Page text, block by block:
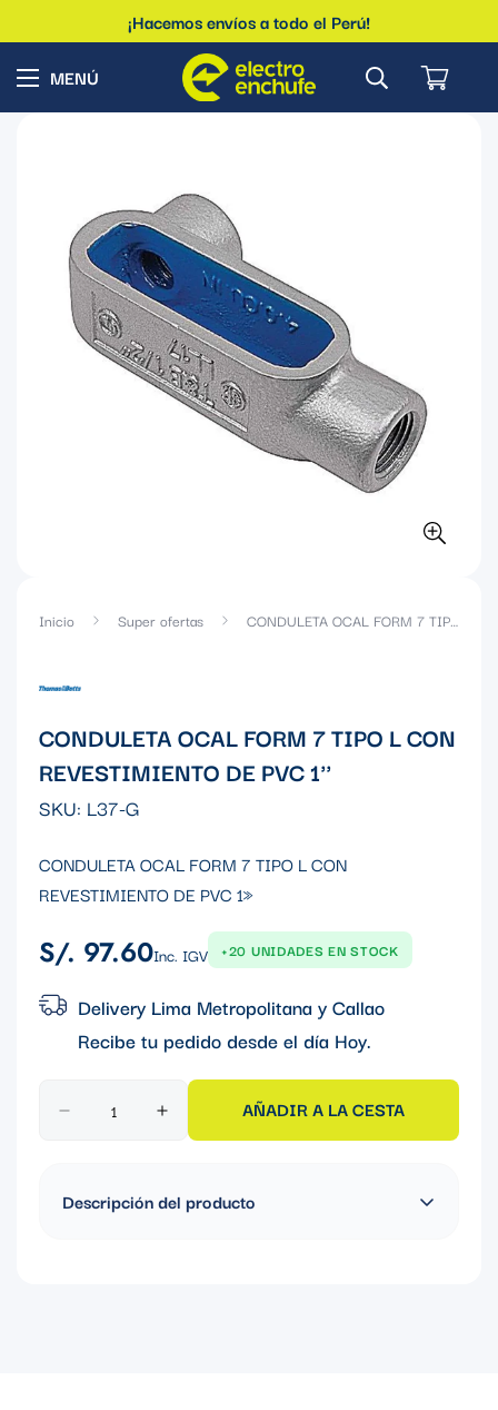
¡Hacemos envíos a todo el Perú!
Inicio Super ofertas CONDULETA OCAL FORM 7 TIPO L CON REVESTIMIENTO DE PVC 1''
CONDULETA OCAL FORM 7 TIPO L CON
REVESTIMIENTO DE PVC 1''
SKU: L37-G
CONDULETA OCAL FORM 7 TIPO L CON
REVESTIMIENTO DE PVC 1»
Precio
S/. 97.60Inc. IGV +20 UNIDADES EN STOCK
Delivery Lima Metropolitana y Callao
Recibe tu pedido desde el día Hoy.
AÑADIR A LA CESTA
Descripción del producto